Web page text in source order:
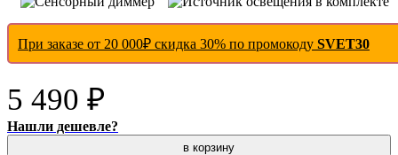
При заказе от 20 000₽ скидка 30% по промокоду SVET30
5 490 ₽
Нашли дешевле?
в корзину